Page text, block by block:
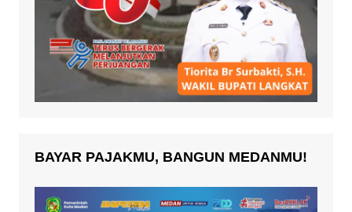
BAYAR PAJAKMU, BANGUN MEDANMU!